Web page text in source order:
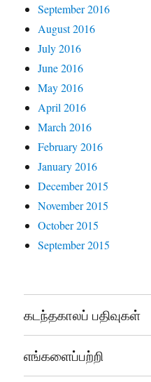
September 2016
August 2016
July 2016
June 2016
May 2016
April 2016
March 2016
February 2016
January 2016
December 2015
November 2015
October 2015
September 2015
கடந்தகாலப் பதிவுகள்
எங்களைப்பற்றி